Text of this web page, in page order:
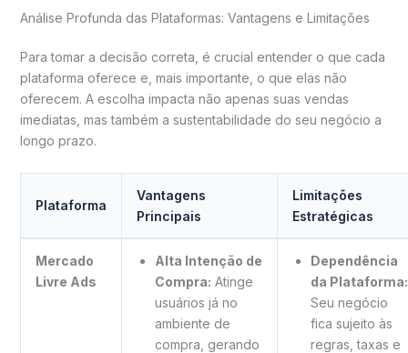
Análise Profunda das Plataformas: Vantagens e Limitações
Para tomar a decisão correta, é crucial entender o que cada
plataforma oferece e, mais importante, o que elas não
oferecem. A escolha impacta não apenas suas vendas
imediatas, mas também a sustentabilidade do seu negócio a
longo prazo.
Plataforma
Vantagens
Principais
Limitações
Estratégicas
Mercado
Livre Ads
Alta Intenção de
Compra: Atinge
usuários já no
ambiente de
compra, gerando
Dependência
da Plataforma:
Seu negócio
fica sujeito às
regras, taxas e